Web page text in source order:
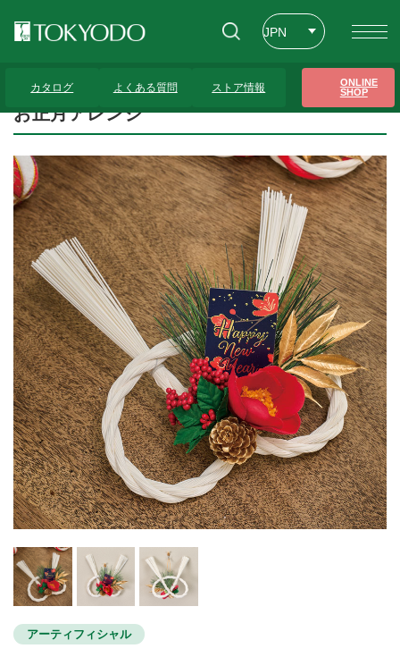
JPN
カタログ よくある質問 ストア情報
ONLINE
SHOP
お正月アレンジ
お正月アレンジ
アーティフィシャル